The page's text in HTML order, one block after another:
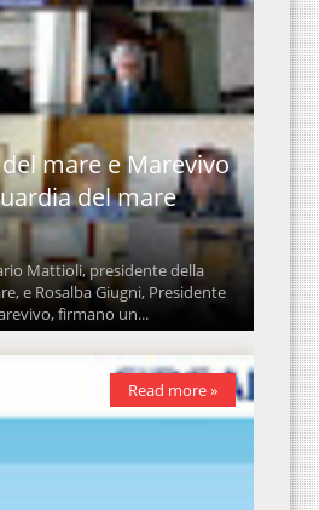
mare e Marevivo
del mare
Mattioli, presidente della
e Rosalba Giugni, Presidente
firmano un...
Read more »